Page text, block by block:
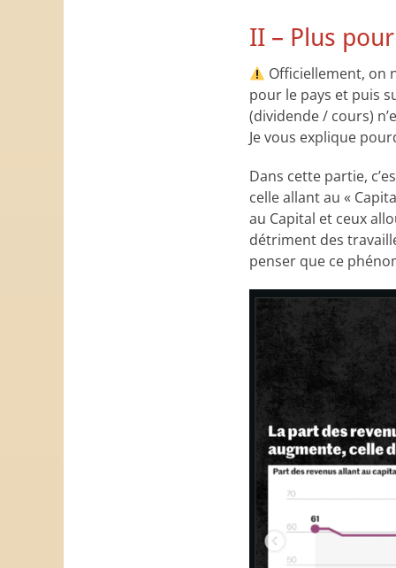
II – Plus
Officiellement, on
pour le pays et puis
(dividende / cours)
Je vous explique
Dans cette partie,
celle allant au «
au Capital et ceux
détriment des
penser que ce